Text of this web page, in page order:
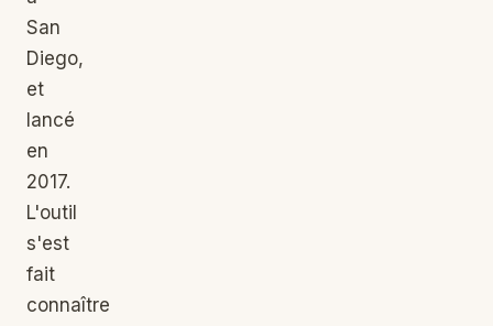
San
Diego,
et
lancé
en
2017.
L'outil
s'est
fait
connaître